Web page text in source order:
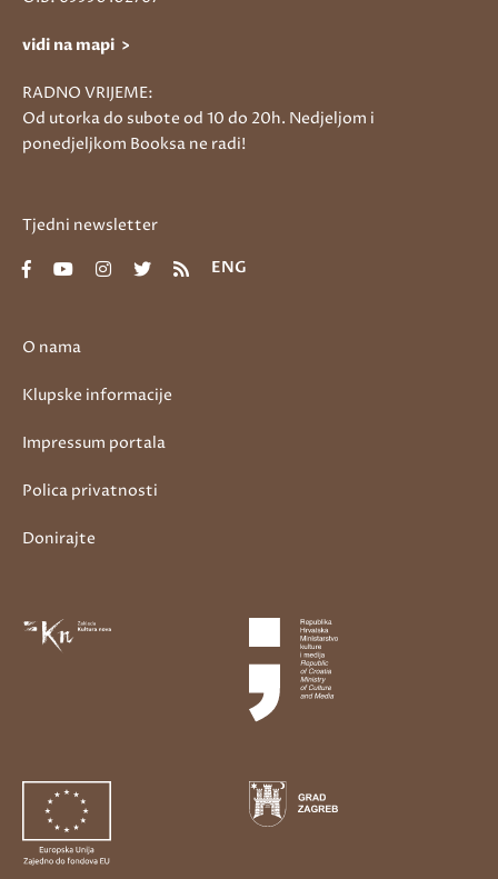
O nama
Klupske informacije
Impressum portala
Polica privatnosti
Donirajte
vidi na mapi >
RADNO VRIJEME:
Od utorka do subote od 10 do 20h. Nedjeljom i
ponedjeljkom Booksa ne radi!
Tjedni newsletter
ENG